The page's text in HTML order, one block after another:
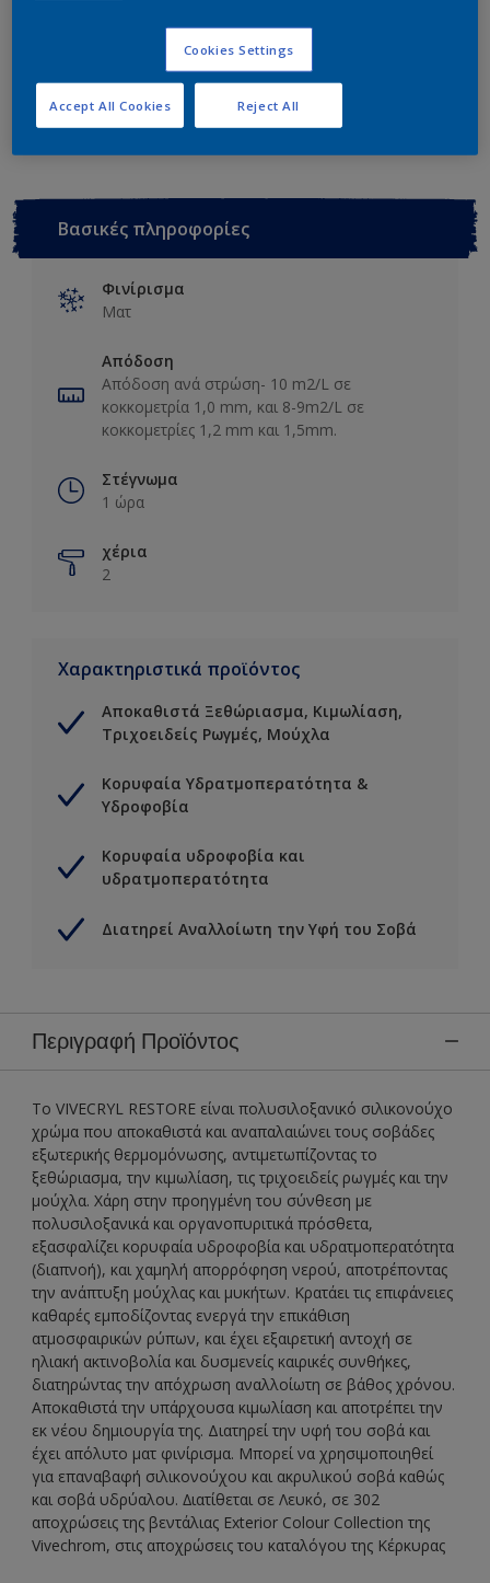
Προσθήκη στο Workspace
Εύρεση Καταστήματος
Βασικές πληροφορίες
Φινίρισμα
Ματ
Απόδοση
Απόδοση ανά στρώση- 10 m2/L σε
κοκκομετρία 1,0 mm, και 8-9m2/L σε
κοκκομετρίες 1,2 mm και 1,5mm.
Στέγνωμα
1 ώρα
χέρια
2
Χαρακτηριστικά προϊόντος
Αποκαθιστά Ξεθώριασμα, Κιμωλίαση,
Τριχοειδείς Ρωγμές, Μούχλα
Κορυφαία Υδρατμοπερατότητα &
Υδροφοβία
Κορυφαία υδροφοβία και
υδρατμοπερατότητα
Διατηρεί Αναλλοίωτη την Υφή του Σοβά
Περιγραφή Προϊόντος
Το VIVECRYL RESTORE είναι πολυσιλοξανικό σιλικονούχο
χρώμα που αποκαθιστά και αναπαλαιώνει τους σοβάδες
εξωτερικής θερμομόνωσης, αντιμετωπίζοντας το
ξεθώριασμα, την κιμωλίαση, τις τριχοειδείς ρωγμές και την
μούχλα. Χάρη στην προηγμένη του σύνθεση με
πολυσιλοξανικά και οργανοπυριτικά πρόσθετα,
εξασφαλίζει κορυφαία υδροφοβία και υδρατμοπερατότητα
(διαπνοή), και χαμηλή απορρόφηση νερού, αποτρέποντας
την ανάπτυξη μούχλας και μυκήτων. Κρατάει τις επιφάνειες
καθαρές εμποδίζοντας ενεργά την επικάθιση
ατμοσφαιρικών ρύπων, και έχει εξαιρετική αντοχή σε
ηλιακή ακτινοβολία και δυσμενείς καιρικές συνθήκες,
διατηρώντας την απόχρωση αναλλοίωτη σε βάθος χρόνου.
Αποκαθιστά την υπάρχουσα κιμωλίαση και αποτρέπει την
εκ νέου δημιουργία της. Διατηρεί την υφή του σοβά και
έχει απόλυτο ματ φινίρισμα. Μπορεί να χρησιμοποιηθεί
για επαναβαφή σιλικονούχου και ακρυλικού σοβά καθώς
και σοβά υδρύαλου. ∆ιατίθεται σε Λευκό, σε 302
αποχρώσεις της βεντάλιας Exterior Colour Collection της
Vivechrom, στις αποχρώσεις του καταλόγου της Κέρκυρας
Cookies Settings
Reject All
Accept All Cookies